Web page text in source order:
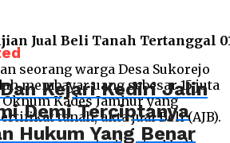
Jual Beli Tanah Tertanggal
seorang warga Desa Sukorejo
membayar uang sebesar 15 juta
Kades Jamhur yang
tanah, akta jual Beli (AJB).
Kejari Kediri Jalin
Demi Terciptanya
Hukum Yang Benar